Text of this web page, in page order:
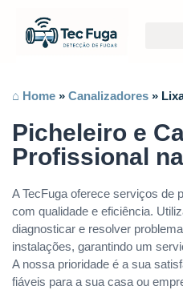
⌂ Home » Canalizadores »
Picheleiro e
Profissional
A TecFuga oferece serviços de
com qualidade e eficiência.
diagnosticar e resolver
instalações, garantindo um
A nossa prioridade é a sua
fiáveis para a sua casa ou